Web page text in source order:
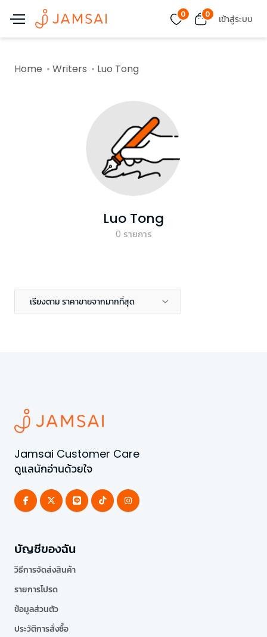
0 0 เข้าสู่ระบบ
Home Writers Luo Tong
Luo Tong
0 รายการ
เรียงตาม ราคาขายจากมากที่สุด
Jamsai Customer Care
ดูแลนักอ่านด้วยใจ
บัญชีของฉัน
วิธีการจัดส่งสินค้า
รายการโปรด
ข้อมูลส่วนตัว
ประวัติการสั่งซื้อ